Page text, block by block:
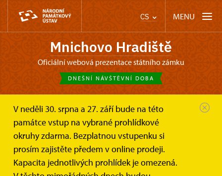
CS MENU
Mnichovo Hradiště
oficiální webová prezentace státního zámku
DNEŠNÍ NÁVŠTĚVNÍ DOBA
V neděli 30. srpna a 27. září bude na této
památce vstup na vybrané prohlídkové
okruhy zdarma. Bezplatnou vstupenku si
prosím zajistěte předem v online prodeji.
Kapacita jednotlivých prohlídek je omezená.
Mnichovo Hradiště
Informace pro návštěvníky
Focení a natáčení
Focení a natáčení návštěvníky
Vexteriéru národní kulturní památky státního